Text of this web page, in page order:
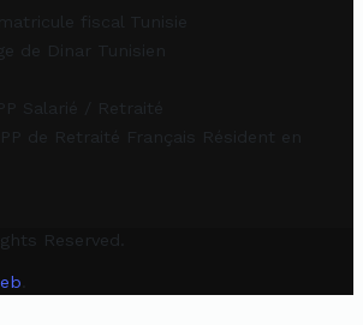
fiscal Tunisie
de Dinar Tunisien
Salarié / Retraité
de Retraité Français Résident en
Reserved.